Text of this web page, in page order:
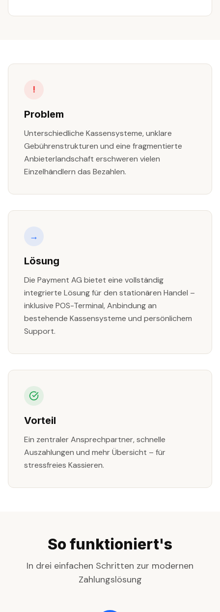
!
Problem
Unterschiedliche Kassensysteme, unklare
Gebührenstrukturen und eine fragmentierte
Anbieterlandschaft erschweren vielen
Einzelhändlern das Bezahlen.
→
Lösung
Die Payment AG bietet eine vollständig
integrierte Lösung für den stationären Handel –
inklusive POS-Terminal, Anbindung an
bestehende Kassensysteme und persönlichem
Support.
Vorteil
Ein zentraler Ansprechpartner, schnelle
Auszahlungen und mehr Übersicht – für
stressfreies Kassieren.
So funktioniert's
In drei einfachen Schritten zur modernen
Zahlungslösung